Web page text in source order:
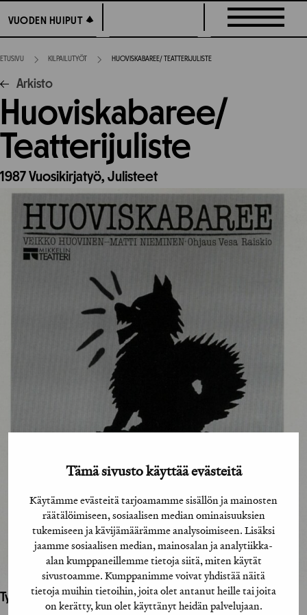
Tämä sivusto käyttää evästeitä
Käytämme evästeitä tarjoamamme sisällön ja mainosten
räätälöimiseen, sosiaalisen median ominaisuuksien
tukemiseen ja kävijämäärämme analysoimiseen. Lisäksi
jaamme sosiaalisen median, mainosalan ja analytiikka-
alan kumppaneillemme tietoja siitä, miten käytät
sivustoamme. Kumppanimme voivat yhdistää näitä
tietoja muihin tietoihin, joita olet antanut heille tai joita
on kerätty, kun olet käyttänyt heidän palvelujaan.
suoraan
sisältöön
VUODEN HUIPUT
VUODEN HUIPUT
ETUSIVU KILPAILUTYÖT HUOVISKABAREE/ TEATTERIJULISTE
Arkisto
Huoviskabaree/
Teatterijuliste
1987Vuosikirjatyö, Julisteet
Työhön osallistuneet henkilöt / tahot: